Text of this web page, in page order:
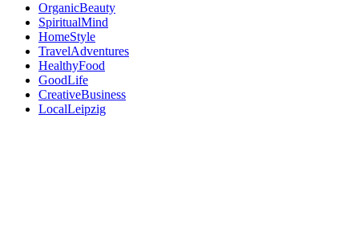
OrganicBeauty
SpiritualMind
HomeStyle
TravelAdventures
HealthyFood
GoodLife
CreativeBusiness
LocalLeipzig